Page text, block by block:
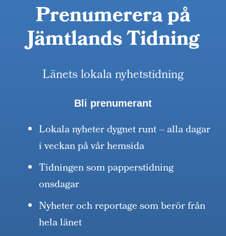
Prenumerera på
Jämtlands Tidning
Länets lokala nyhetstidning
Bli prenumerant
Lokala nyheter dygnet runt – alla dagar
i veckan på vår hemsida
Tidningen som papperstidning
onsdagar
Nyheter och reportage som berör från
hela länet